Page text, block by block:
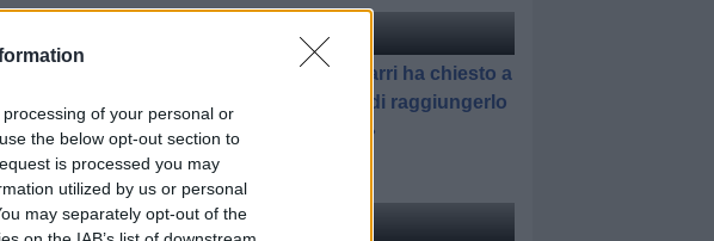
of your personal or
the below opt-out section to
is processed you may
utilized by us or personal
may separately opt-out of the
anni
il
di Redazione
Pedullà: «Sarri ha chiesto a
Romagnoli di raggiungerlo
all'Atalanta»
Pagelle di Gianluca Pirovano